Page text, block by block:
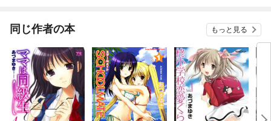
同じ作者の本 もっと見る